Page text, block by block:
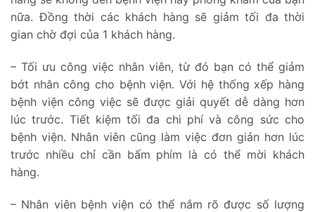
nữa. Đồng thời các khách hàng sẽ giảm tối đa thời
gian chờ đợi của 1 khách hàng.
– Tối ưu công việc nhân viên, từ đó bạn có thể giảm
bớt nhân công cho bệnh viện. Với hệ thống xếp hàng
bệnh viện công việc sẽ được giải quyết dễ dàng hơn
lúc trước. Tiết kiệm tối đa chi phí và công sức cho
bệnh viện. Nhân viên cũng làm việc đơn giản hơn lúc
trước nhiều chỉ cần bấm phím là có thể mời khách
hàng.
– Nhân viên bệnh viện có thể nắm rõ được số lượng